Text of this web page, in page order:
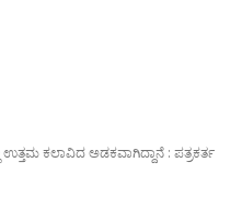
ಉತ್ತಮ ಕಲಾವಿದ ಅಡಕವಾಗಿದ್ದಾನೆ : ಪತ್ರಕರ್ತ